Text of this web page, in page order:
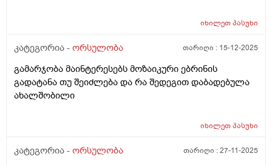
იხილეთპასუხი
კატეგორია - ორსულობა თარიღი : 15-12-2025
გამარჯობა მაინტერესებს მოზაიკური ებრინის
გადატანა თუ შეიძლება და რა შედეგით დაბადებულა
ახალშობილი
იხილეთპასუხი
კატეგორია - ორსულობა თარიღი :27-11-2025